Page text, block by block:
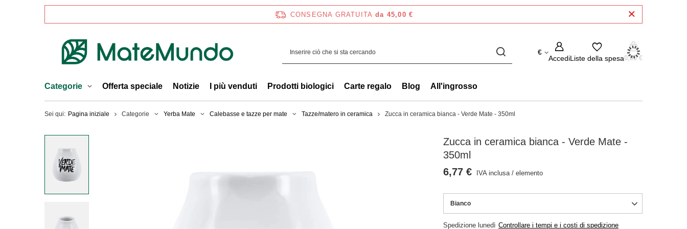
CONSEGNA GRATUITA da 45,00 €
€
AccediListe della spesa0,00 €
Categorie Offerta speciale Notizie I più venduti Prodotti biologici Carte regalo Blog All'ingrosso
Sei qui: Pagina iniziale Categorie Yerba Mate Calebasse e tazze per mate Tazze/matero in ceramica Zucca in ceramica bianca - Verde Mate - 350ml
Zucca in ceramica bianca - Verde Mate -
350ml
Bianco
Spedizione lunedì Controllare i tempi e i costi di spedizione
6,77 € IVA inclusa/elemento